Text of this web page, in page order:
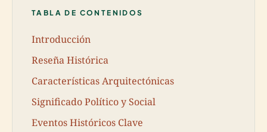
TABLA DE CONTENIDOS
Introducción
Reseña Histórica
Características Arquitectónicas
Significado Político y Social
Eventos Históricos Clave